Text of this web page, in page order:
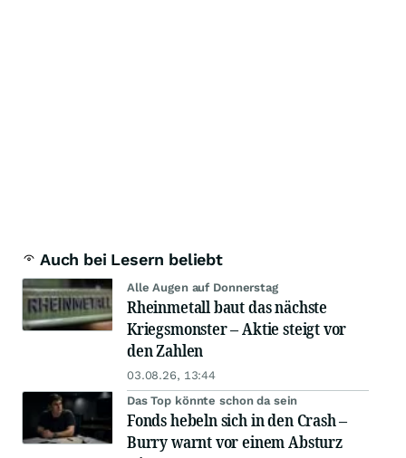
Auch bei Lesern beliebt
Alle Augen auf Donnerstag
Rheinmetall baut das nächste
Kriegsmonster – Aktie steigt vor
den Zahlen
03.08.26, 13:44
Das Top könnte schon da sein
Fonds hebeln sich in den Crash –
Burry warnt vor einem Absturz